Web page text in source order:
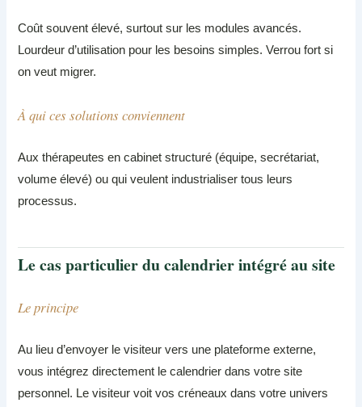
Coût souvent élevé, surtout sur les modules avancés.
Lourdeur d’utilisation pour les besoins simples. Verrou fort si
on veut migrer.
À qui ces solutions conviennent
Aux thérapeutes en cabinet structuré (équipe, secrétariat,
volume élevé) ou qui veulent industrialiser tous leurs
processus.
Le cas particulier du calendrier intégré au site
Le principe
Au lieu d’envoyer le visiteur vers une plateforme externe,
vous intégrez directement le calendrier dans votre site
personnel. Le visiteur voit vos créneaux dans votre univers